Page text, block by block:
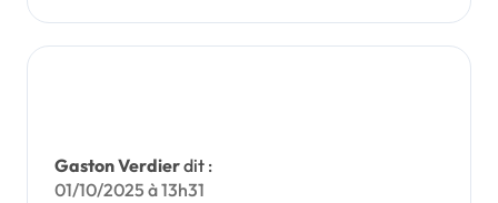
Gaston Verdierdit :
01/10/2025 à 13h31